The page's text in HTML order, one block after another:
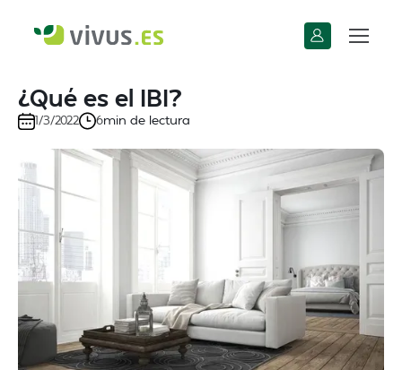
¿Qué es el IBI?
1/3/2022 6min de lectura